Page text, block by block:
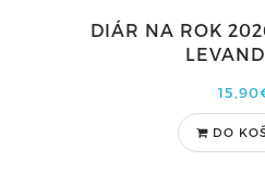
DIÁR NA ROK
DO